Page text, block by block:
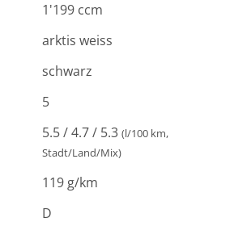
1'199 ccm
arktis weiss
schwarz
5
5.5 / 4.7 / 5.3 (l/100 km,
Stadt/Land/Mix)
119 g/km
D